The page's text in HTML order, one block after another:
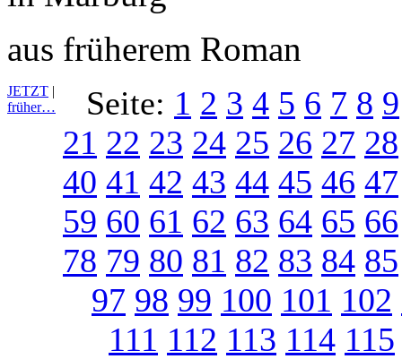
aus früherem Roman
JETZT |
früher…
Seite: 1 2 3 4 5 6 7 8 9
21 22 23 24 25 26 27 28
40 41 42 43 44 45 46 47
59 60 61 62 63 64 65 66
78 79 80 81 82 83 84 85
97 98 99 100 101 102
111 112 113 114 115